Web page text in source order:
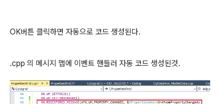
OK버튼 클릭하면 자동으로 코드 생성된다.
.cpp 의 메시지 맵에 이벤트 핸들러 자동 코드 생성된것.